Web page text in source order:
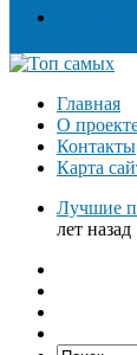
Главная
О
Контакты
Карта
Лучшие
лет назад